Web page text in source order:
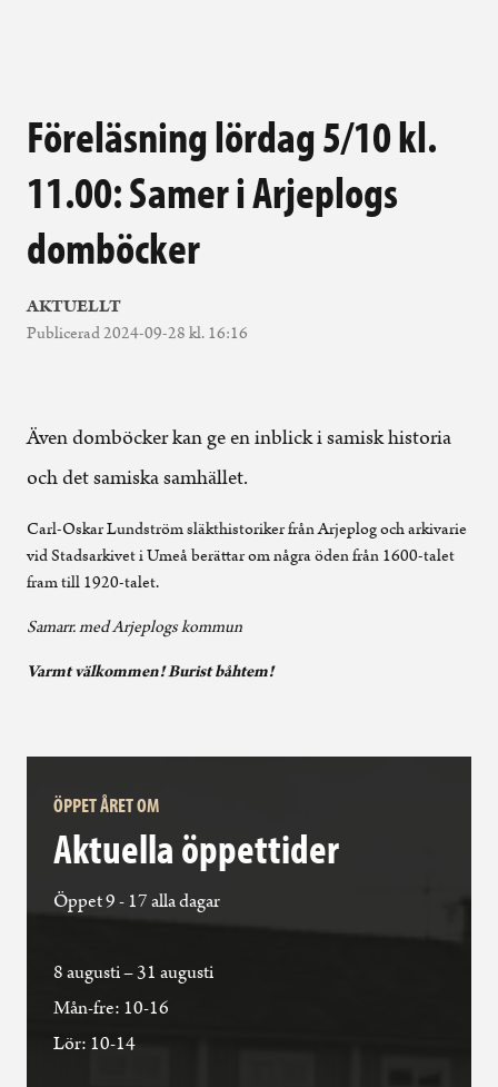
Föreläsning lördag 5/10 kl.
11.00: Samer i Arjeplogs
domböcker
AKTUELLT
Publicerad 2024-09-28 kl. 16:16
Även domböcker kan ge en inblick i samisk historia
och det samiska samhället.
Carl-Oskar Lundström släkt­historiker från Arjeplog och arkivarie
vid ­Stadsarkivet i Umeå berättar om några öden från 1600-talet
fram till 1920-talet.
Samarr. med Arjeplogs kommun
Varmt välkommen! Burist båhtem!
ÖPPET ÅRET OM
Aktuella öppettider
Öppet 9 - 17 alla dagar
8 augusti – 31 augusti
Mån-fre: 10-16
Lör: 10-14